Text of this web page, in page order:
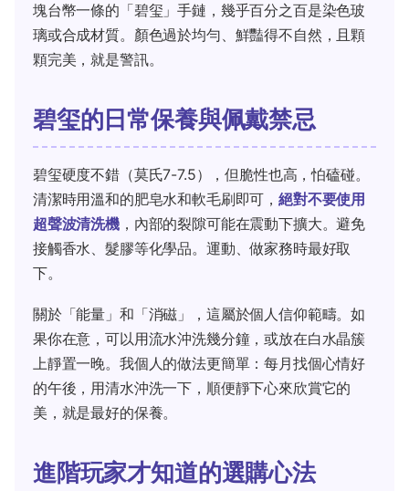
塊台幣一條的「碧玺」手鏈，幾乎百分之百是染色玻
璃或合成材質。顏色過於均勻、鮮豔得不自然，且顆
顆完美，就是警訊。
碧玺的日常保養與佩戴禁忌
碧玺硬度不錯（莫氏7-7.5），但脆性也高，怕磕碰。
清潔時用溫和的肥皂水和軟毛刷即可，絕對不要使用
超聲波清洗機，內部的裂隙可能在震動下擴大。避免
接觸香水、髮膠等化學品。運動、做家務時最好取
下。
關於「能量」和「消磁」，這屬於個人信仰範疇。如
果你在意，可以用流水沖洗幾分鐘，或放在白水晶簇
上靜置一晚。我個人的做法更簡單：每月找個心情好
的午後，用清水沖洗一下，順便靜下心來欣賞它的
美，就是最好的保養。
進階玩家才知道的選購心法